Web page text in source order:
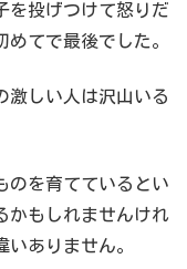
を投げつけて怒りだ
てで最後でした。
激しい人は沢山いる
のを育てているとい
かもしれませんけれ
ありません。